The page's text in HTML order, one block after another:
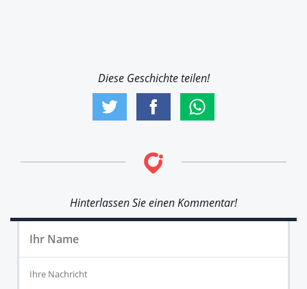
Diese Geschichte teilen!
Hinterlassen Sie einen Kommentar!